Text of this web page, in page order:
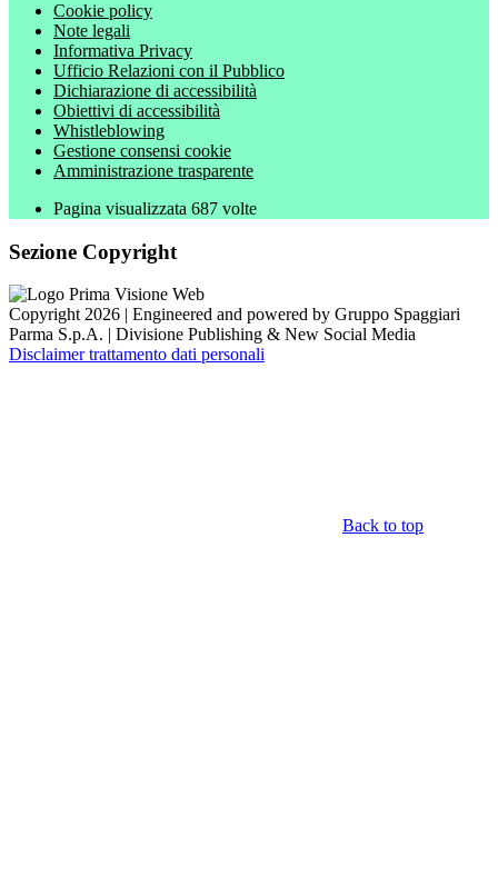
Cookie policy
Note legali
Informativa Privacy
Ufficio Relazioni con il Pubblico
Dichiarazione di accessibilità
Obiettivi di accessibilità
Whistleblowing
Gestione consensi cookie
Amministrazione trasparente
Pagina visualizzata 687 volte
Sezione Copyright
Copyright 2026 | Engineered and powered by Gruppo Spaggiari
Parma S.p.A. | Divisione Publishing & New Social Media
Disclaimer trattamento dati personali
Back to top